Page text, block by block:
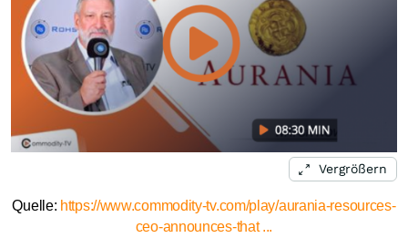
Vergrößern
Quelle: https://www.commodity-tv.com/play/aurania-resources-
ceo-announces-that ...